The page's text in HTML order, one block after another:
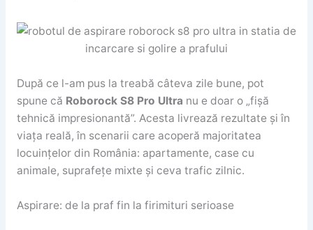
După ce l-am pus la treabă câteva zile bune, pot
spune că Roborock S8 Pro Ultra nu e doar o „fișă
tehnică impresionantă”. Acesta livrează rezultate și în
viața reală, în scenarii care acoperă majoritatea
locuințelor din România: apartamente, case cu
animale, suprafețe mixte și ceva trafic zilnic.
Aspirare: de la praf fin la firimituri serioase